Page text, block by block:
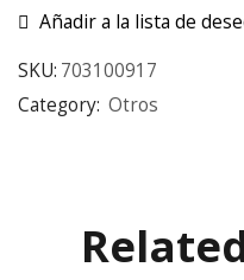
Añadir a la lista de
SKU: 703100917
Category: Otros